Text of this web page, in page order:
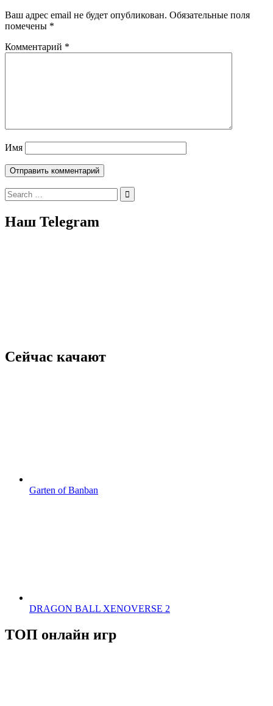
Ваш адрес email не будет опубликован. Обязательные поля
помечены *
Комментарий *
Имя
Search
for:
Наш Telegram
Сейчас качают
Garten of Banban
DRAGON BALL XENOVERSE 2
ТОП онлайн игр